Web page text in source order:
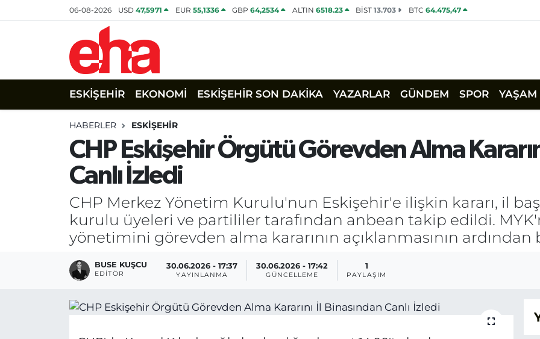
06-08-2026 USD47,5971 EUR 55,1336 GBP64,2534 ALTIN 6518.23 BİST13.703 BTC 64.475,47
ESKİŞEHİR EKONOMİ ESKİŞEHİR SON DAKİKA YAZARLAR GÜNDEM SPOR YAŞAM
HABERLER ESKİŞEHİR
CHP Eskişehir Örgütü Görevden Alma
Canlı İzledi
CHP Merkez Yönetim Kurulu'nun Eskişehir'e ilişkin kararı, il
kurulu üyeleri ve partililer tarafından anbean takip edildi.
yönetimini görevden alma kararının açıklanmasının
BUSE KUŞCU
EDITÖR
30.06.2026 - 17:37
YAYINLANMA
30.06.2026 - 17:42
GÜNCELLEME
1
PAYLAŞIM